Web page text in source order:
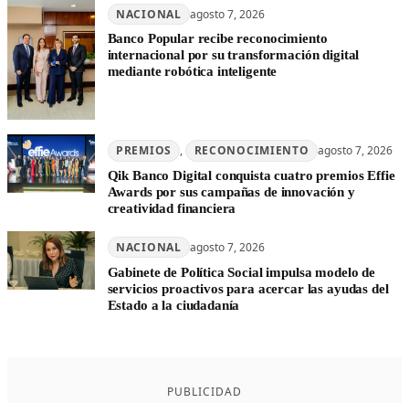
NACIONAL agosto 7, 2026
Banco Popular recibe reconocimiento
internacional por su transformación digital
mediante robótica inteligente
PREMIOS , RECONOCIMIENTO agosto 7, 2026
Qik Banco Digital conquista cuatro premios Effie
Awards por sus campañas de innovación y
creatividad financiera
NACIONAL agosto 7, 2026
Gabinete de Política Social impulsa modelo de
servicios proactivos para acercar las ayudas del
Estado a la ciudadanía
PUBLICIDAD